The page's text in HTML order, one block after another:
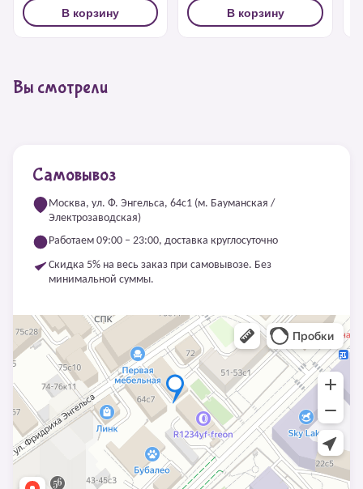
В корзину В корзину
Вы смотрели
Самовывоз
Москва, ул. Ф. Энгельса, 64с1 (м. Бауманская /
Электрозаводская)
Работаем 09:00 – 23:00, доставка круглосуточно
Скидка 5% на весь заказ при самовывозе. Без
минимальной суммы.